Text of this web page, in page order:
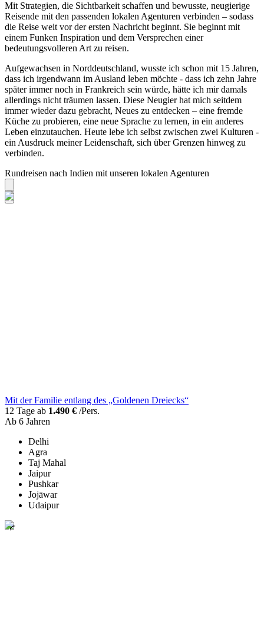
Mit Strategien, die Sichtbarkeit schaffen und bewusste, neugierige
Reisende mit den passenden lokalen Agenturen verbinden – sodass
die Reise weit vor der ersten Nachricht beginnt. Sie beginnt mit
einem Funken Inspiration und dem Versprechen einer
bedeutungsvolleren Art zu reisen.
Aufgewachsen in Norddeutschland, wusste ich schon mit 15 Jahren,
dass ich irgendwann im Ausland leben möchte - dass ich zehn Jahre
später immer noch in Frankreich sein würde, hätte ich mir damals
allerdings nicht träumen lassen. Diese Neugier hat mich seitdem
immer wieder dazu gebracht, Neues zu entdecken – eine fremde
Küche zu probieren, eine neue Sprache zu lernen, in ein anderes
Leben einzutauchen. Heute lebe ich selbst zwischen zwei Kulturen -
ein Ausdruck meiner Leidenschaft, sich über Grenzen hinweg zu
verbinden.
Rundreisen nach Indien mit unseren lokalen Agenturen
Mit der Familie entlang des „Goldenen Dreiecks“
12 Tage ab 1.490 € /Pers.
Ab 6 Jahren
Delhi
Agra
Taj Mahal
Jaipur
Pushkar
Jojāwar
Udaipur